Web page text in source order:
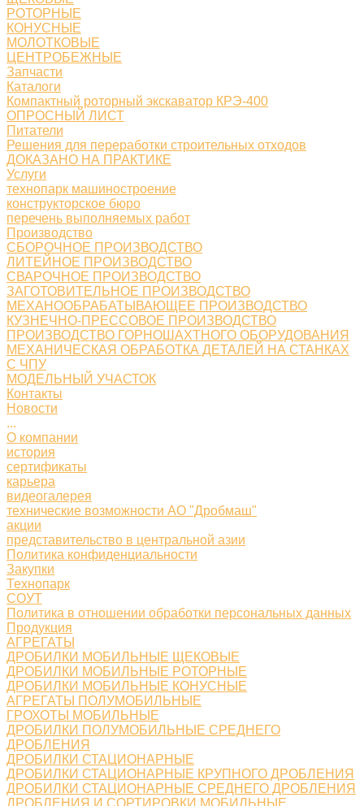
РОТОРНЫЕ
КОНУСНЫЕ
МОЛОТКОВЫЕ
ЦЕНТРОБЕЖНЫЕ
Запчасти
Каталоги
Компактный роторный экскаватор КРЭ-400
ОПРОСНЫЙ ЛИСТ
Питатели
Решения для переработки строительных отходов
ДОКАЗАНО НА ПРАКТИКЕ
Услуги
технопарк машиностроение
конструкторское бюро
перечень выполняемых работ
Производство
СБОРОЧНОЕ ПРОИЗВОДСТВО
ЛИТЕЙНОЕ ПРОИЗВОДСТВО
СВАРОЧНОЕ ПРОИЗВОДСТВО
ЗАГОТОВИТЕЛЬНОЕ ПРОИЗВОДСТВО
МЕХАНООБРАБАТЫВАЮЩЕЕ ПРОИЗВОДСТВО
КУЗНЕЧНО-ПРЕССОВОЕ ПРОИЗВОДСТВО
ПРОИЗВОДСТВО ГОРНОШАХТНОГО ОБОРУДОВАНИЯ
МЕХАНИЧЕСКАЯ ОБРАБОТКА ДЕТАЛЕЙ НА СТАНКАХ
С ЧПУ
МОДЕЛЬНЫЙ УЧАСТОК
Контакты
Новости
...
О компании
история
сертификаты
карьера
видеогалерея
технические возможности АО "Дробмаш"
акции
представительство в центральной азии
Политика конфиденциальности
Закупки
Технопарк
СОУТ
Политика в отношении обработки персональных данных
Продукция
АГРЕГАТЫ
ДРОБИЛКИ МОБИЛЬНЫЕ ЩЕКОВЫЕ
ДРОБИЛКИ МОБИЛЬНЫЕ РОТОРНЫЕ
ДРОБИЛКИ МОБИЛЬНЫЕ КОНУСНЫЕ
АГРЕГАТЫ ПОЛУМОБИЛЬНЫЕ
ГРОХОТЫ МОБИЛЬНЫЕ
ДРОБИЛКИ ПОЛУМОБИЛЬНЫЕ СРЕДНЕГО
ДРОБЛЕНИЯ
ДРОБИЛКИ СТАЦИОНАРНЫЕ
ДРОБИЛКИ СТАЦИОНАРНЫЕ КРУПНОГО ДРОБЛЕНИЯ
ДРОБИЛКИ СТАЦИОНАРНЫЕ СРЕДНЕГО ДРОБЛЕНИЯ
ДРОБЛЕНИЯ И СОРТИРОВКИ МОБИЛЬНЫЕ